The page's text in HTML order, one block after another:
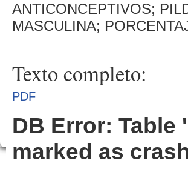
ANTICONCEPTIVOS;
MASCULINA;
Texto completo:
PDF
DB Error: Table
marked as